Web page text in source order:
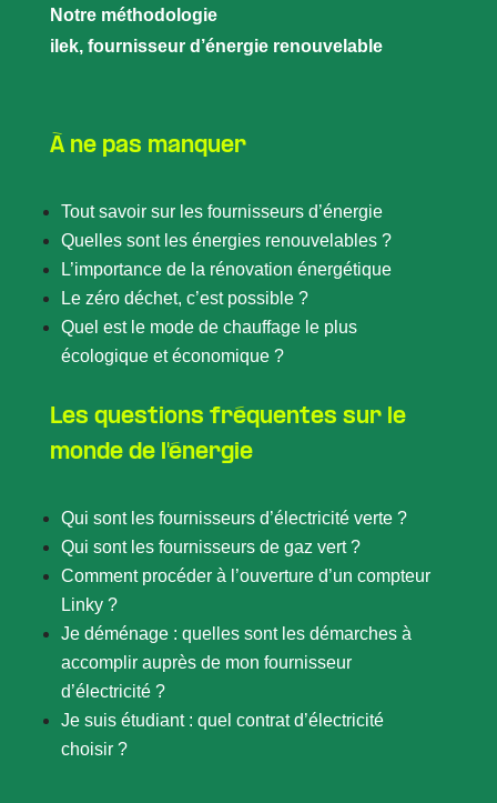
Notre méthodologie
ilek, fournisseur d’énergie renouvelable
À ne pas manquer
Tout savoir sur les fournisseurs d’énergie
Quelles sont les énergies renouvelables ?
L’importance de la rénovation énergétique
Le zéro déchet, c’est possible ?
Quel est le mode de chauffage le plus
écologique et économique ?
Les questions fréquentes sur le
monde de l'énergie
Qui sont les fournisseurs d’électricité verte ?
Qui sont les fournisseurs de gaz vert ?
Comment procéder à l’ouverture d’un compteur
Linky ?
Je déménage : quelles sont les démarches à
accomplir auprès de mon fournisseur
d’électricité ?
Je suis étudiant : quel contrat d’électricité
choisir ?